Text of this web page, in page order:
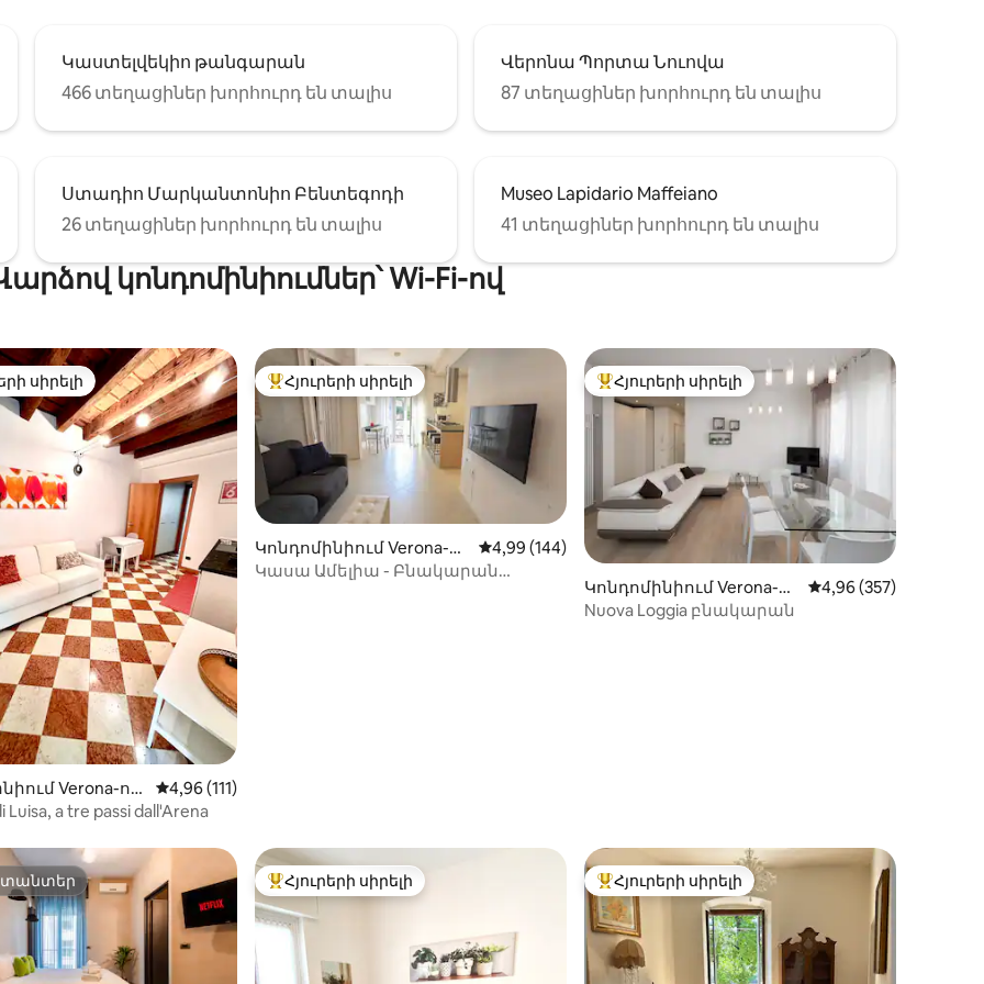
Կաստելվեկիո թանգարան
466 տեղացիներ խորհուրդ են տալիս
Վերոնա Պորտա Նուովա
87 տեղացիներ խորհուրդ են տալիս
Ստադիո Մարկանտոնիո Բենտեգոդի
26 տեղացիներ խորհուրդ են տալիս
Museo Lapidario Maffeiano
41 տեղացիներ խորհուրդ են տալիս
կոնդոմինիումներ՝ Wi-Fi-ով
4,96, 111 կարծիք
սիրելի լավագույն տները
սիրելի
Verona-ու
Միջին վարկանիշը՝ 5-ից 4,96, 111 կարծիք
4,96 (111)
Luisa, a tre passi dall'Arena
Հյուրերի սիրելի լավագույն տները
Հյուրերի սիրելի
Կոնդոմինիում Verona-ու
մ
Միջին վարկանիշը՝ 5-ից 4,99, 144 կարծիք
4,99 (144)
Կասա Ամելիա - Բնակարան
Հյուրերի սիրելի լավագույն տները
Հյուրերի սիրելի
Կոնդոմինիում Verona-ու
մ
Միջին վարկանիշը՝
4,96 (357)
Nuova Loggia բնակարան
Հյուրերի սիրելի լավագույն տները
Հյուրերի սիրելի Հյուրերի սիրելի լավագույն տները
Հյուրերի սիրելի